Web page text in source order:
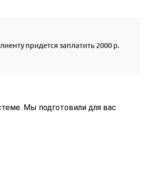
придется заплатить 2000 р.
Мы подготовили для вас